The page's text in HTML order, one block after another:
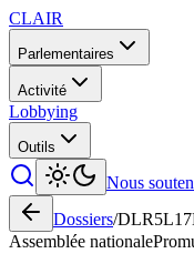
CLAIR
Parlementaires
Activité
Lobbying
Outils
Nous
Dossiers/
Assemblée nationale